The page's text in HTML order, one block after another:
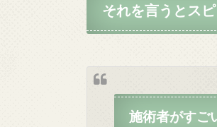
それを言うとス
施術者がすご